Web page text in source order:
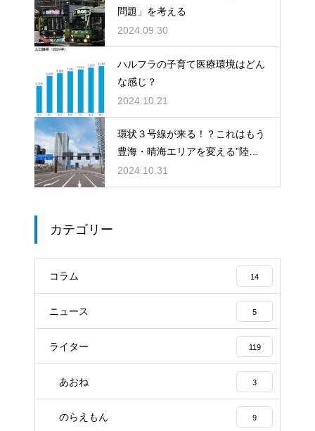
問題」を考える
2024.09.30
ハルフラの子育て医療環境はどん
な感じ？
2024.10.21
環状３号線が来る！？これはもう
豊海・晴海エリアを変える”陸の
架け橋”だ！
2024.10.31
カテゴリー
コラム 14
ニュース 5
ライター 119
あおね 3
のらえもん 9